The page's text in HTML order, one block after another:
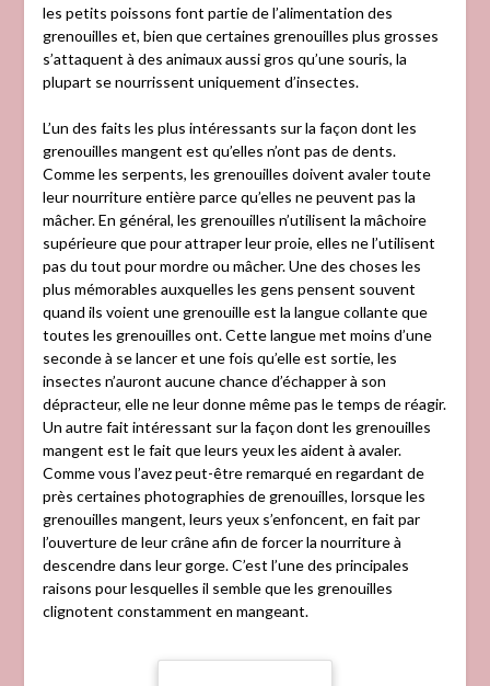
les petits poissons font partie de l’alimentation des
grenouilles et, bien que certaines grenouilles plus grosses
s’attaquent à des animaux aussi gros qu’une souris, la
plupart se nourrissent uniquement d’insectes.
L’un des faits les plus intéressants sur la façon dont les
grenouilles mangent est qu’elles n’ont pas de dents.
Comme les serpents, les grenouilles doivent avaler toute
leur nourriture entière parce qu’elles ne peuvent pas la
mâcher. En général, les grenouilles n’utilisent la mâchoire
supérieure que pour attraper leur proie, elles ne l’utilisent
pas du tout pour mordre ou mâcher. Une des choses les
plus mémorables auxquelles les gens pensent souvent
quand ils voient une grenouille est la langue collante que
toutes les grenouilles ont. Cette langue met moins d’une
seconde à se lancer et une fois qu’elle est sortie, les
insectes n’auront aucune chance d’échapper à son
dépracteur, elle ne leur donne même pas le temps de réagir.
Un autre fait intéressant sur la façon dont les grenouilles
mangent est le fait que leurs yeux les aident à avaler.
Comme vous l’avez peut-être remarqué en regardant de
près certaines photographies de grenouilles, lorsque les
grenouilles mangent, leurs yeux s’enfoncent, en fait par
l’ouverture de leur crâne afin de forcer la nourriture à
descendre dans leur gorge. C’est l’une des principales
raisons pour lesquelles il semble que les grenouilles
clignotent constamment en mangeant.